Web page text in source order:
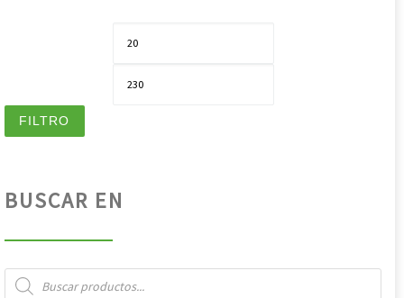
FILTRO
BUSCAR EN
Búsqueda de productos